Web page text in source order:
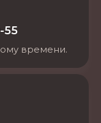
55
времени.